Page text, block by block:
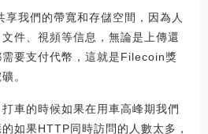
我們的帶寬和存儲空間，因為人
件、視頻等信息，無論是上傳還
要支付代幣，這就是Filecoin獎
。
車的時候如果在用車高峰期我們
如果HTTP同時訪問的人數太多，